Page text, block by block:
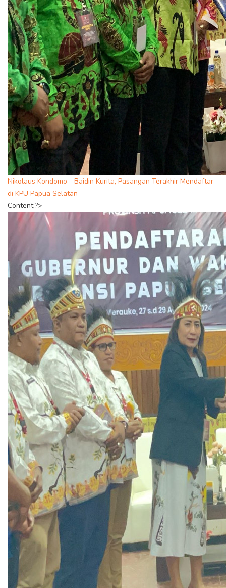
Nikolaus Kondomo - Baidin Kurita, Pasangan Terakhir Mendaftar
di KPU Papua Selatan
Content;?>